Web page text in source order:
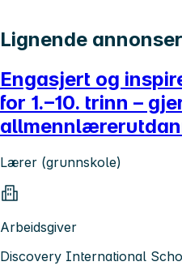
Lignende annonser
Engasjert og
for 1.–10. trinn –
Lærer (grunnskole)
Arbeidsgiver
Discovery International